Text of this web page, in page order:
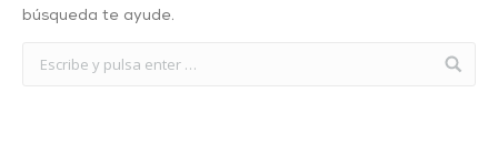
búsqueda te ayude.